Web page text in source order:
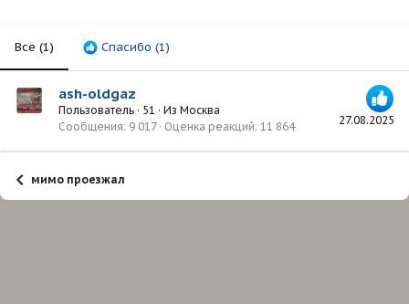
Все (1) Спасибо (1)
27.08.2025
ash-oldgaz
Пользователь · 51 · Из Москва
Сообщения 9 017 Оценка реакций 11 864
мимо проезжал